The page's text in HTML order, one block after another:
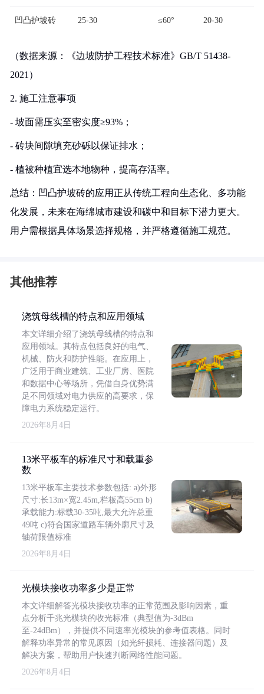
凹凸护坡砖 25-30 ≤60° 20-30
（数据来源：《边坡防护工程技术标准》GB/T 51438-
2021）
2. 施工注意事项
- 坡面需压实至密实度≥93%；
- 砖块间隙填充砂砾以保证排水；
- 植被种植宜选本地物种，提高存活率。
总结：凹凸护坡砖的应用正从传统工程向生态化、多功能
化发展，未来在海绵城市建设和碳中和目标下潜力更大。
用户需根据具体场景选择规格，并严格遵循施工规范。
其他推荐
浇筑母线槽的特点和应用领域
本文详细介绍了浇筑母线槽的特点和
应用领域。其特点包括良好的电气、
机械、防火和防护性能。在应用上，
广泛用于商业建筑、工业厂房、医院
和数据中心等场所，凭借自身优势满
足不同领域对电力供应的高要求，保
障电力系统稳定运行。
2026年8月4日
13米平板车的标准尺寸和载重参
数
13米平板车主要技术参数包括: a)外形
尺寸:长13m×宽2.45m,栏板高55cm b)
承载能力:标载30-35吨,最大允许总重
49吨 c)符合国家道路车辆外廓尺寸及
轴荷限值标准
2026年8月4日
光模块接收功率多少是正常
本文详细解答光模块接收功率的正常范围及影响因素，重
点分析千兆光模块的收光标准（典型值为-3dBm
至-24dBm），并提供不同速率光模块的参考值表格。同时
解释功率异常的常见原因（如光纤损耗、连接器问题）及
解决方案，帮助用户快速判断网络性能问题。
2026年8月4日